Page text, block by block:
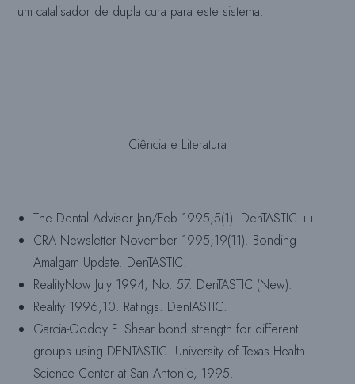
um catalisador de dupla cura para este sistema.
Ciência e Literatura
The Dental Advisor Jan/Feb 1995;5(1). DenTASTIC ++++.
CRA Newsletter November 1995;19(11). Bonding
Amalgam Update. DenTASTIC.
RealityNow July 1994, No. 57. DenTASTIC (New).
Reality 1996;10. Ratings: DenTASTIC.
Garcia-Godoy F. Shear bond strength for different
groups using DENTASTIC. University of Texas Health
Science Center at San Antonio, 1995.